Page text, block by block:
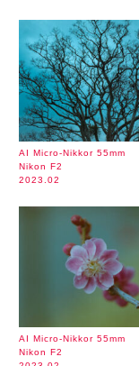
AI Micro-Nikkor 55mm
Nikon F2
2023.02
AI Micro-Nikkor 55mm
Nikon F2